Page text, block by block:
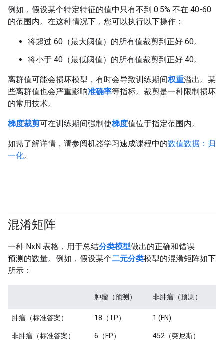
例如，假设某个特定特征的值中只有不到 0.5% 不在 40-60
的范围内。在这种情况下，您可以执行以下操作：
将超过 60（最大阈值）的所有值裁剪到正好 60。
将小于 40（最低阈值）的所有值裁剪到正好 40。
离群值可能会损坏模型，有时会导致训练期间权重溢出。某
些离群值也会严重影响准确率等指标。裁剪是一种限制损坏
的常用技术。
梯度裁剪可在训练期间强制使梯度值位于指定范围内。
如需了解详情，请参阅机器学习速成课程中的数值数据：归
一化。
混淆矩阵
一种 NxN 表格，用于总结分类模型做出的正确和错误
预测的数量。例如，假设某个二元分类模型的混淆矩阵如下
所示：
肿瘤（预测） 非肿瘤（预测）
肿瘤（标准答案） 18（TP） 1 (FN)
非肿瘤（标准答案） 6（FP） 452（突尼斯）